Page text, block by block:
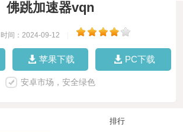
佛跳加速器vqn
时间：2024-09-12
苹果下载 PC下载
安卓市场，安全绿色
排行